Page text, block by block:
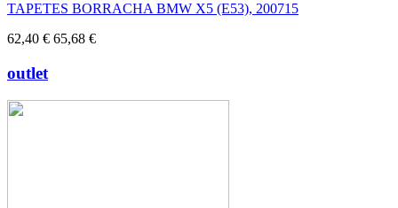
TAPETES BORRACHA BMW X5 (E53), 200715
62,40 € 65,68 €
outlet